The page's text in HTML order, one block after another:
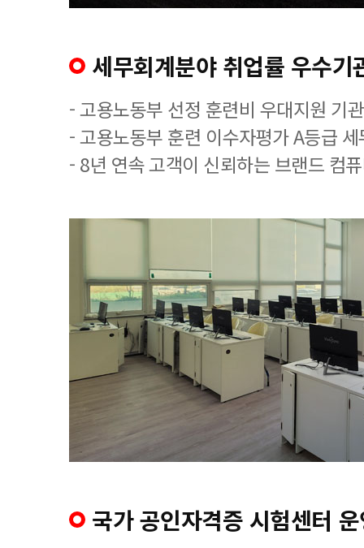
세무회계분야 취업률 우수기
- 고용노동부 선정 훈련비 우대지원 기관
- 고용노동부 훈련 이수자평가 A등급
- 8년 연속 고객이 신뢰하는 브랜드 컴
국가 공인자격증 시험센터